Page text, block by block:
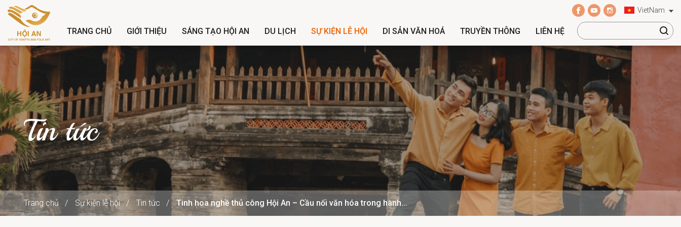
VietNam
TRANG CHỦ GIỚI THIỆU SÁNG TẠO HỘI AN DU LỊCH SỰ KIỆN LỄ HỘI DI SẢN VĂN HOÁ TRUYỀN THÔNG LIÊN HỆ
Tin tức
Trang chủ Sự kiện lễ hội Tin tức Tinh hoa nghề thủ công Hội An – Cầu nối văn hóa trong hành...